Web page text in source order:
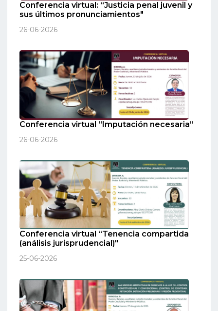
Conferencia virtual: “Justicia penal juvenil y
sus últimos pronunciamientos"
26-06-2026
Conferencia virtual “Imputación necesaria”
26-06-2026
Conferencia virtual “Tenencia compartida
(análisis jurisprudencial)"
25-06-2026